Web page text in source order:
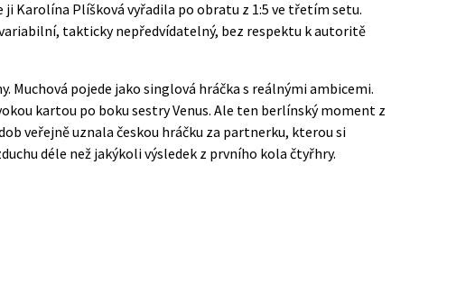
Karolína Plíšková vyřadila po obratu z 1:5 ve třetím setu.
takticky nepředvídatelný, bez respektu k autoritě
Muchová pojede jako singlová hráčka s reálnými ambicemi.
kartou po boku sestry Venus. Ale ten berlínský moment z
veřejně uznala českou hráčku za partnerku, kterou si
déle než jakýkoli výsledek z prvního kola čtyřhry.